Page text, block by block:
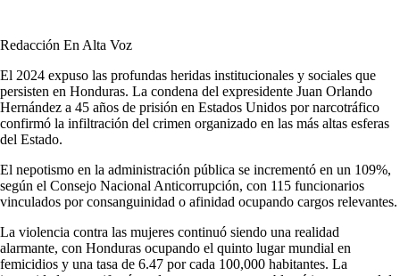
Redacción En Alta Voz
El 2024 expuso las profundas heridas institucionales y sociales que
persisten en Honduras. La condena del expresidente Juan Orlando
Hernández a 45 años de prisión en Estados Unidos por narcotráfico
confirmó la infiltración del crimen organizado en las más altas esferas
del Estado.
El nepotismo en la administración pública se incrementó en un 109%,
según el Consejo Nacional Anticorrupción, con 115 funcionarios
vinculados por consanguinidad o afinidad ocupando cargos relevantes.
La violencia contra las mujeres continuó siendo una realidad
alarmante, con Honduras ocupando el quinto lugar mundial en
femicidios y una tasa de 6.47 por cada 100,000 habitantes. La